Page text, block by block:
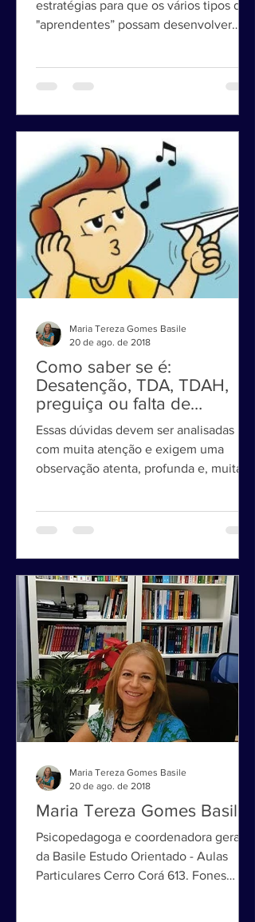
"É preciso criar e usar diferentes
estratégias para que os vários tipos de
suas habilidades cognitivas."...
Como saber se é:
Desatenção, TDA, TDAH,
preguiça ou falta de
motivação?
Essas dúvidas devem ser analisadas
com muita atenção e exigem uma
vezes, requerem uma abordagem...
Maria Tereza Gomes Basile
20 de ago. de 2018
Maria Tereza Gomes Basile
Psicopedagoga e coordenadora geral
da Basile Estudo Orientado - Aulas
Maria Tereza Gomes Basile
20 de ago. de 2018